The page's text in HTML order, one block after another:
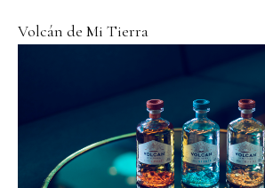
Volcán de Mi Tierra